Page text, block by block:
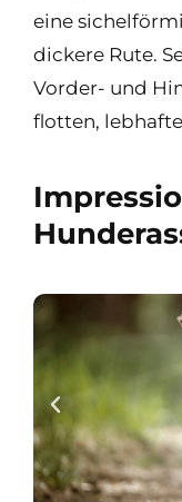
eine
dickere Rute.
Vorder- und
flotten,